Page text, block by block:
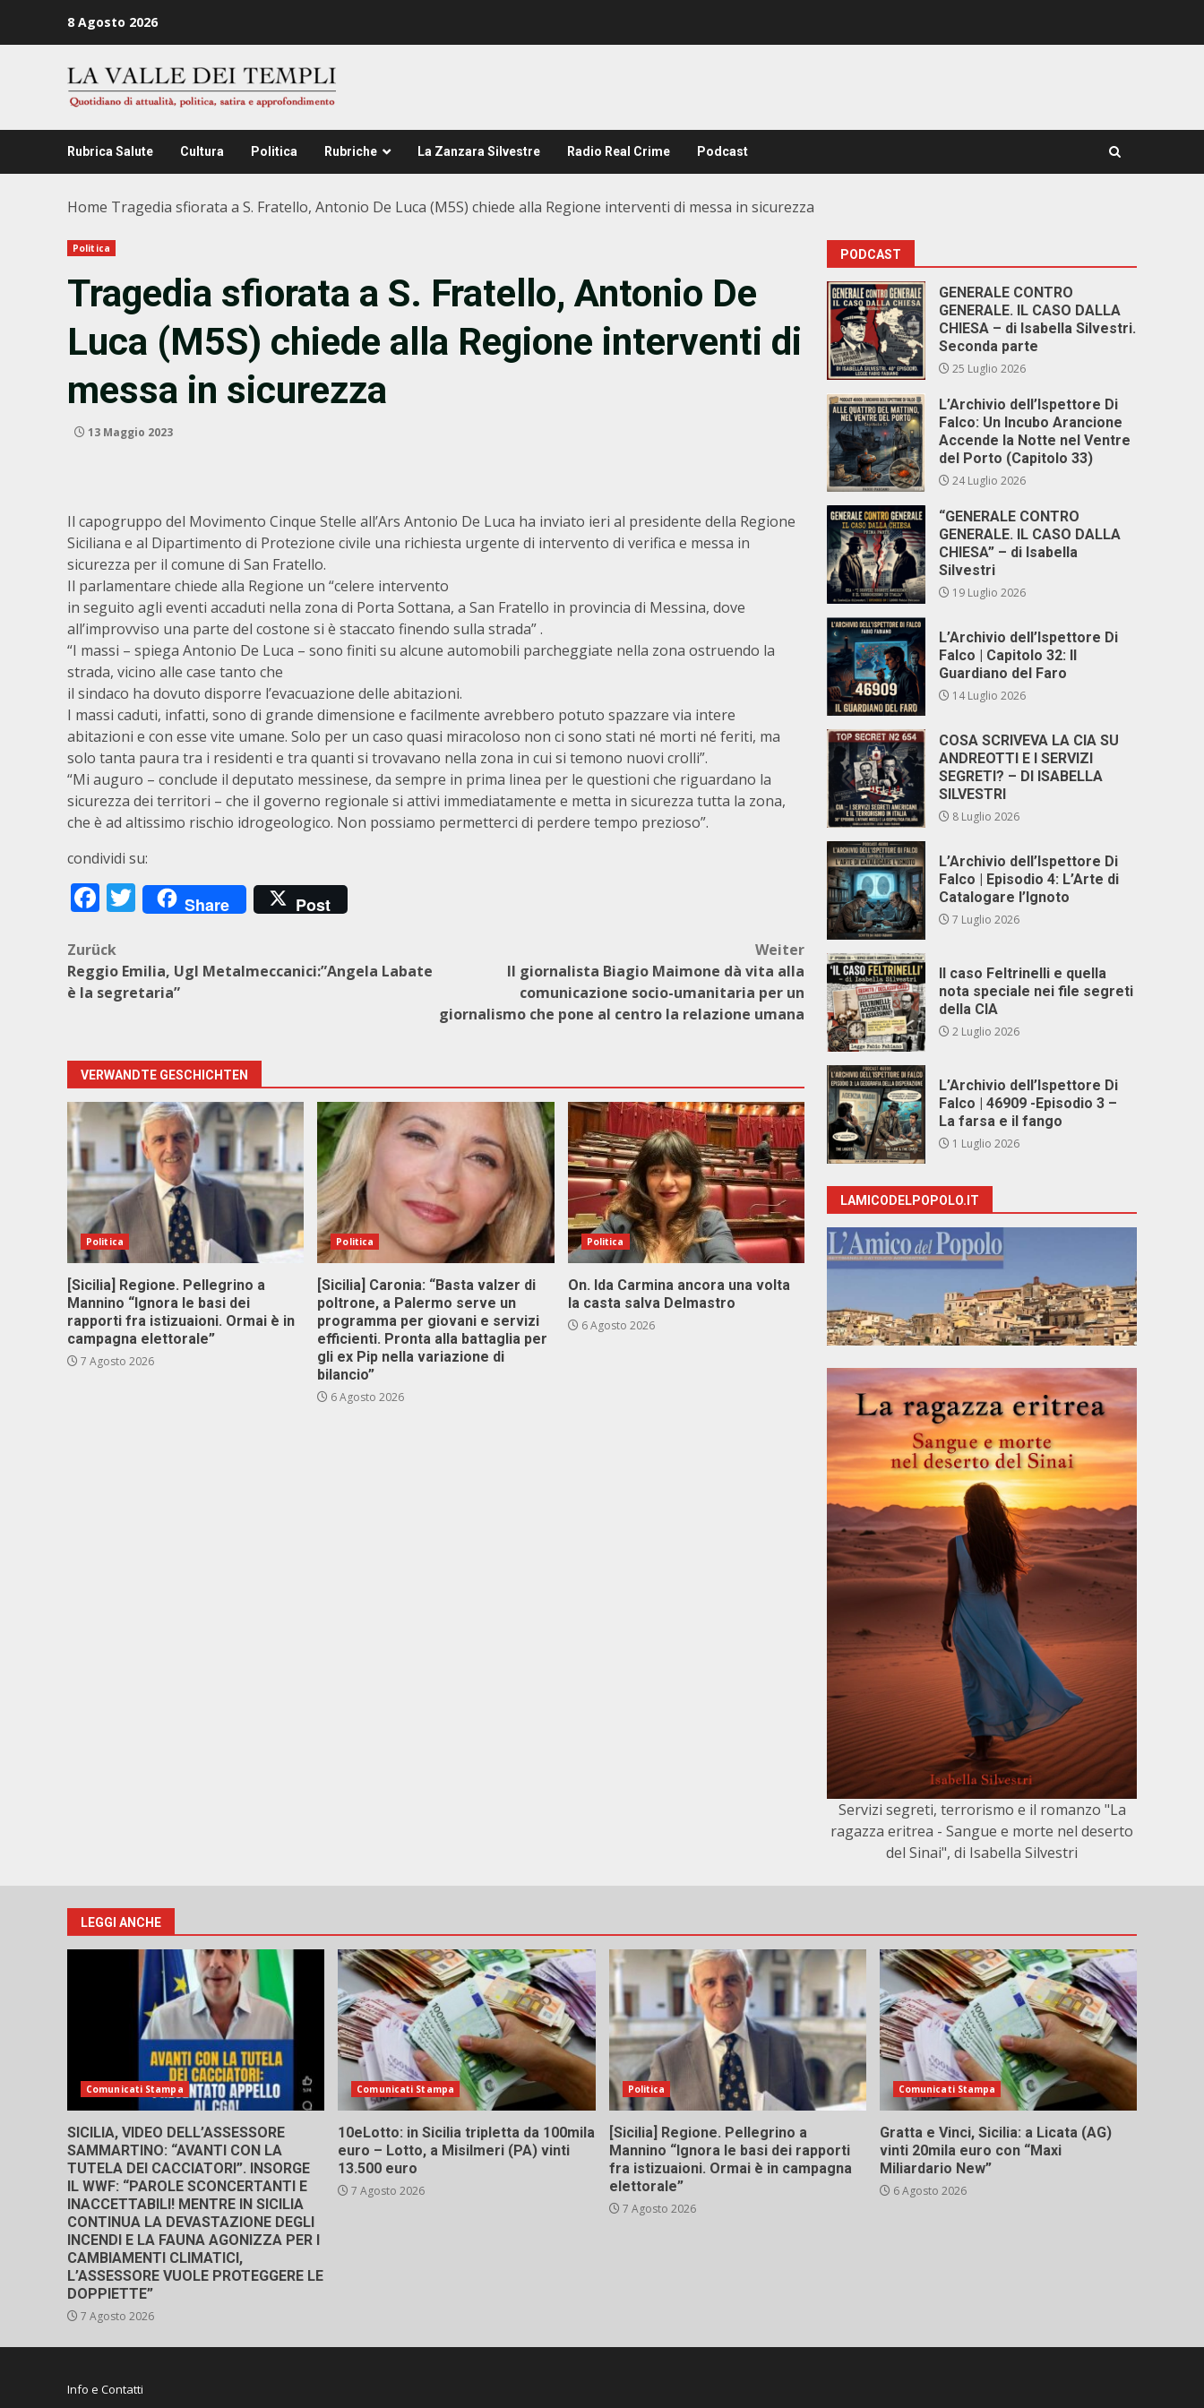
8 Agosto 2026
Rubrica Salute Cultura Politica Rubriche La Zanzara Silvestre Radio Real Crime Podcast
Home Tragedia sfiorata a S. Fratello, Antonio De Luca (M5S) chiede alla Regione interventi di messa in sicurezza
Politica
Tragedia sfiorata a S. Fratello, Antonio De
Luca (M5S) chiede alla Regione interventi di
messa in sicurezza
13 Maggio 2023
Il capogruppo del Movimento Cinque Stelle all’Ars Antonio De Luca ha inviato ieri al presidente della Regione
Siciliana e al Dipartimento di Protezione civile una richiesta urgente di intervento di verifica e messa in
sicurezza per il comune di San Fratello.
Il parlamentare chiede alla Regione un “celere intervento
in seguito agli eventi accaduti nella zona di Porta Sottana, a San Fratello in provincia di Messina, dove
all’improvviso una parte del costone si è staccato finendo sulla strada” .
“I massi – spiega Antonio De Luca – sono finiti su alcune automobili parcheggiate nella zona ostruendo la
strada, vicino alle case tanto che
il sindaco ha dovuto disporre l’evacuazione delle abitazioni.
I massi caduti, infatti, sono di grande dimensione e facilmente avrebbero potuto spazzare via intere
abitazioni e con esse vite umane. Solo per un caso quasi miracoloso non ci sono stati né morti né feriti, ma
solo tanta paura tra i residenti e tra quanti si trovavano nella zona in cui si temono nuovi crolli”.
“Mi auguro – conclude il deputato messinese, da sempre in prima linea per le questioni che riguardano la
sicurezza dei territori – che il governo regionale si attivi immediatamente e metta in sicurezza tutta la zona,
che è ad altissimo rischio idrogeologico. Non possiamo permetterci di perdere tempo prezioso”.
condividi su:
Facebook
Twitter
Share Post
Beitragsnavigation
Zurück
Reggio Emilia, Ugl Metalmeccanici:”Angela Labate
è la segretaria”
Weiter
Il giornalista Biagio Maimone dà vita alla
comunicazione socio-umanitaria per un
giornalismo che pone al centro la relazione umana
VERWANDTE GESCHICHTEN
Politica
[Sicilia] Regione. Pellegrino a
Mannino “Ignora le basi dei
rapporti fra istizuaioni. Ormai è in
campagna elettorale”
7 Agosto 2026
Politica
[Sicilia] Caronia: “Basta valzer di
poltrone, a Palermo serve un
programma per giovani e servizi
efficienti. Pronta alla battaglia per
gli ex Pip nella variazione di
bilancio”
6 Agosto 2026
Politica
On. Ida Carmina ancora una volta
la casta salva Delmastro
6 Agosto 2026
PODCAST
GENERALE CONTRO
GENERALE. IL CASO DALLA
CHIESA – di Isabella Silvestri.
Seconda parte
25 Luglio 2026
L’Archivio dell’Ispettore Di
Falco: Un Incubo Arancione
Accende la Notte nel Ventre
del Porto (Capitolo 33)
24 Luglio 2026
“GENERALE CONTRO
GENERALE. IL CASO DALLA
CHIESA” – di Isabella
Silvestri
19 Luglio 2026
L’Archivio dell’Ispettore Di
Falco | Capitolo 32: Il
Guardiano del Faro
14 Luglio 2026
COSA SCRIVEVA LA CIA SU
ANDREOTTI E I SERVIZI
SEGRETI? – DI ISABELLA
SILVESTRI
8 Luglio 2026
L’Archivio dell’Ispettore Di
Falco | Episodio 4: L’Arte di
Catalogare l’Ignoto
7 Luglio 2026
Il caso Feltrinelli e quella
nota speciale nei file segreti
della CIA
2 Luglio 2026
L’Archivio dell’Ispettore Di
Falco | 46909 -Episodio 3 –
La farsa e il fango
1 Luglio 2026
LAMICODELPOPOLO.IT
Servizi segreti, terrorismo e il romanzo "La
ragazza eritrea - Sangue e morte nel deserto
del Sinai", di Isabella Silvestri
LEGGI ANCHE
Comunicati Stampa
SICILIA, VIDEO DELL’ASSESSORE
SAMMARTINO: “AVANTI CON LA
TUTELA DEI CACCIATORI”. INSORGE
IL WWF: “PAROLE SCONCERTANTI E
INACCETTABILI! MENTRE IN SICILIA
CONTINUA LA DEVASTAZIONE DEGLI
INCENDI E LA FAUNA AGONIZZA PER I
CAMBIAMENTI CLIMATICI,
L’ASSESSORE VUOLE PROTEGGERE LE
DOPPIETTE”
7 Agosto 2026
Comunicati Stampa
10eLotto: in Sicilia tripletta da 100mila
euro – Lotto, a Misilmeri (PA) vinti
13.500 euro
7 Agosto 2026
Politica
[Sicilia] Regione. Pellegrino a
Mannino “Ignora le basi dei rapporti
fra istizuaioni. Ormai è in campagna
elettorale”
7 Agosto 2026
Comunicati Stampa
Gratta e Vinci, Sicilia: a Licata (AG)
vinti 20mila euro con “Maxi
Miliardario New”
6 Agosto 2026
Info e Contatti